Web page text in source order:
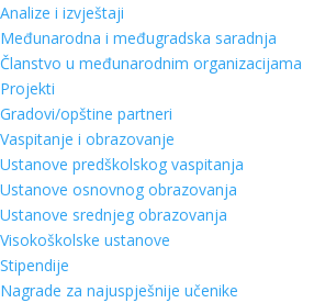
Analize i izvještaji
Međunarodna i međugradska saradnja
Članstvo u međunarodnim organizacijama
Projekti
Gradovi/opštine partneri
Vaspitanje i obrazovanje
Ustanove predškolskog vaspitanja
Ustanove osnovnog obrazovanja
Ustanove srednjeg obrazovanja
Visokoškolske ustanove
Stipendije
Nagrade za najuspješnije učenike